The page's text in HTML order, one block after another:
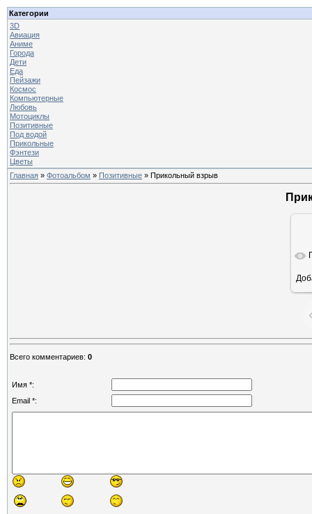
Категории
3D
Авиация
Аниме
Города
Дети
Еда
Пейзажи
Космос
Компьютерные
Любовь
Мотоциклы
Позитивные
Под водой
Прикольные
Фэнтези
Цветы
Главная » Фотоальбом » Позитивные » Прикольный взрыв
Всего комментариев: 0
Имя *:
Email *: